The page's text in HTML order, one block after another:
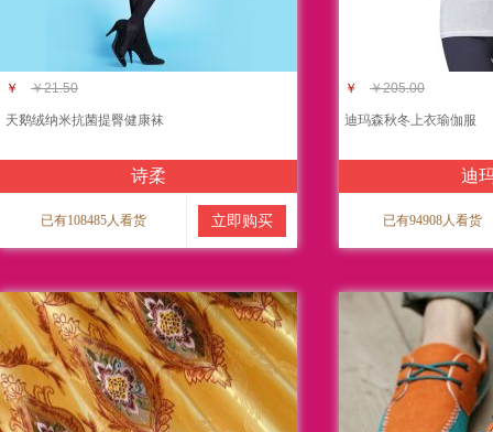
￥ ￥21.50
天鹅绒纳米抗菌提臀健康袜
诗柔
已有108485人看货 立即购买
￥ ￥205.00
迪玛森秋冬上衣瑜伽服
迪
已有94908人看货